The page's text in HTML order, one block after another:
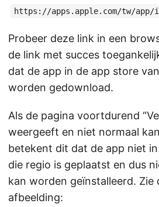
https://apps.apple.com/tw/app/
Probeer deze link in een
de link met succes
dat de app in de app store
worden gedownload.
Als de pagina voortdurend
weergeeft en niet normaal
betekent dit dat de app niet
die regio is geplaatst en dus
kan worden geïnstalleerd. Zie
afbeelding: